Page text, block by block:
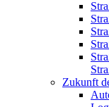
Zukunft